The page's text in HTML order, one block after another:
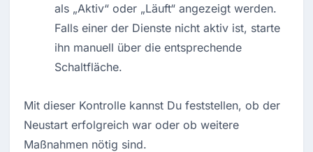
als „Aktiv“ oder „Läuft“ angezeigt werden.
Falls einer der Dienste nicht aktiv ist, starte
ihn manuell über die entsprechende
Schaltfläche.
Mit dieser Kontrolle kannst Du feststellen, ob der
Neustart erfolgreich war oder ob weitere
Maßnahmen nötig sind.